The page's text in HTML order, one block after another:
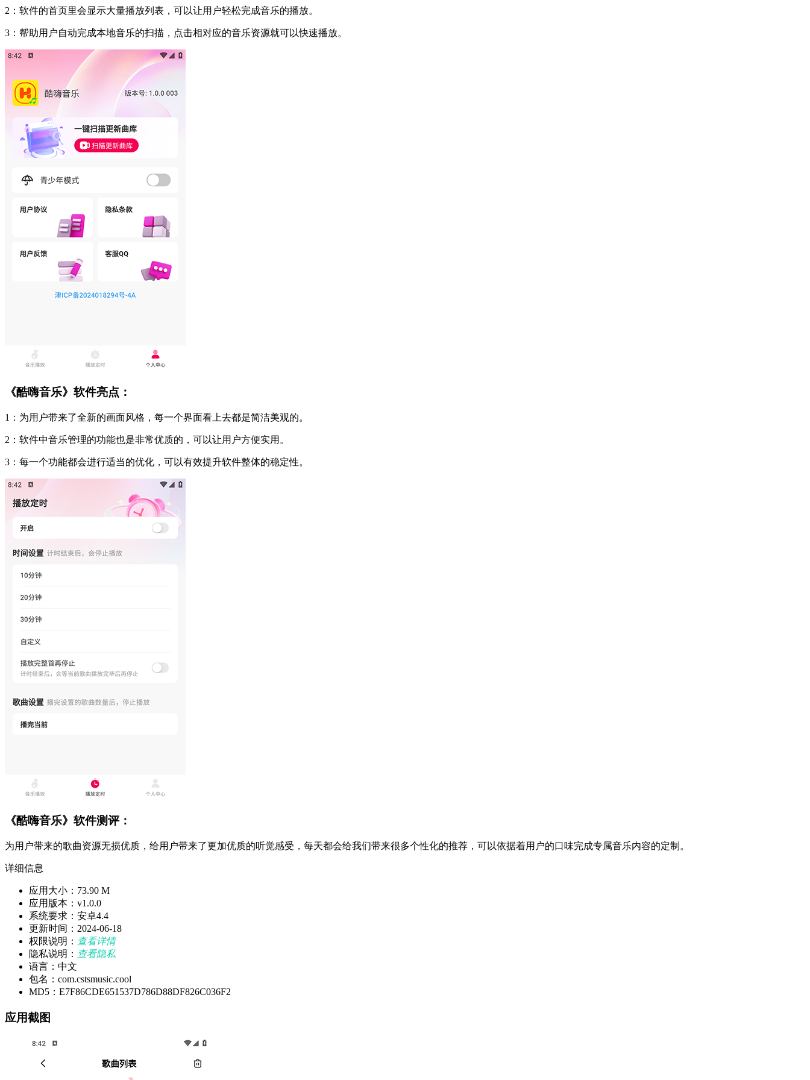
2：软件的首页里会显示大量播放列表，可以让用户轻松完成音乐的播放。
3：帮助用户自动完成本地音乐的扫描，点击相对应的音乐资源就可以快速播放。
《酷嗨音乐》软件亮点：
1：为用户带来了全新的画面风格，每一个界面看上去都是简洁美观的。
2：软件中音乐管理的功能也是非常优质的，可以让用户方便实用。
3：每一个功能都会进行适当的优化，可以有效提升软件整体的稳定性。
《酷嗨音乐》软件测评：
为用户带来的歌曲资源无损优质，给用户带来了更加优质的听觉感受，每天都会给我们带来很多个性化的推荐，可以依据着用户的口味完成专属音乐内容的定制。
详细信息
应用大小：73.90 M
应用版本：v1.0.0
系统要求：安卓4.4
更新时间：2024-06-18
权限说明： 查看详情
隐私说明： 查看隐私
语言：中文
包名：com.cstsmusic.cool
MD5：E7F86CDE651537D786D88DF826C036F2
应用截图